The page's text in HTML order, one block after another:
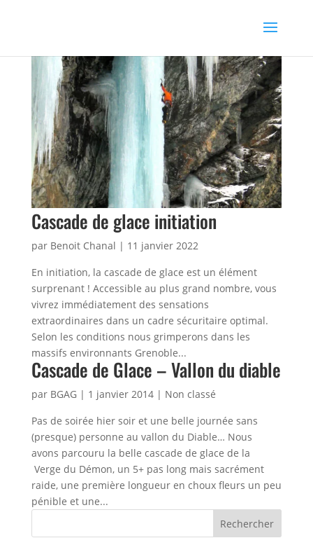
Cascade de glace initiation
par Benoit Chanal | 11 janvier 2022
En initiation, la cascade de glace est un élément
surprenant ! Accessible au plus grand nombre, vous
vivrez immédiatement des sensations
extraordinaires dans un cadre sécuritaire optimal.
Selon les conditions nous grimperons dans les
massifs environnants Grenoble...
Cascade de Glace – Vallon du diable
par BGAG| 1 janvier 2014| Non classé
Pas de soirée hier soir et une belle journée sans
(presque) personne au vallon du Diable… Nous
avons parcouru la belle cascade de glace de la
Verge du Démon, un 5+ pas long mais sacrément
raide, une première longueur en choux fleurs un peu
pénible et une...
Rechercher